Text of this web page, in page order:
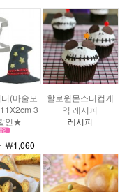
(마술모
3
인★
￦1,060
할로윈몬스터컵케
익 레시피
레시피